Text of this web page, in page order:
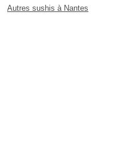
Autres sushis à Nantes